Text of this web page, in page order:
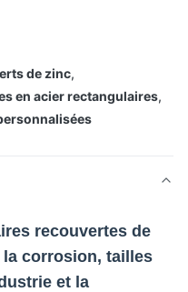
de zinc,
en acier rectangulaires,
recouvertes de
la corrosion, tailles
et la